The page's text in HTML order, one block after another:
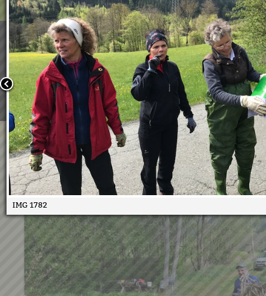
POOLKALENDER
Wir verwenden Cookies, um unsere Webseite für Sie
benutzerfreundlich zu gestalten. Wenn Sie fortfahren,
an, dass Sie mit der Verwendung von Cookies auf
einverstanden sind.
Weitere Informationen:Datenschutzerklärung/Cookie-
Bestätigen
Frühjahrsputz 2017
05.05.2017
IMG 1782